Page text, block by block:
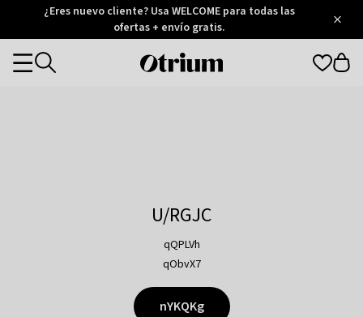
Otrium
Trustpilot
¿Eres nuevo cliente? Usa WELCOME para todas las
ofertas + envío gratis.
Otrium
Categories
U/RGJC
qQPLVh
qObvX7
nYKQKg